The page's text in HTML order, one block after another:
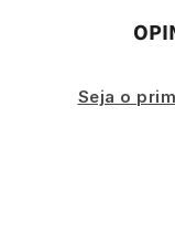
Seja o